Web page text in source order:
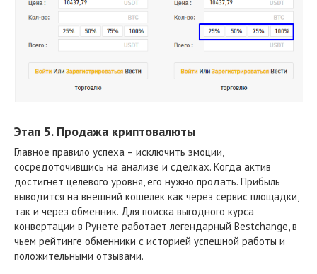
Этап 5. Продажа криптовалюты
Главное правило успеха – исключить эмоции,
сосредоточившись на анализе и сделках. Когда актив
достигнет целевого уровня, его нужно продать. Прибыль
выводится на внешний кошелек как через сервис площадки,
так и через обменник. Для поиска выгодного курса
конвертации в Рунете работает легендарный Bestchange, в
чьем рейтинге обменники с историей успешной работы и
положительными отзывами.